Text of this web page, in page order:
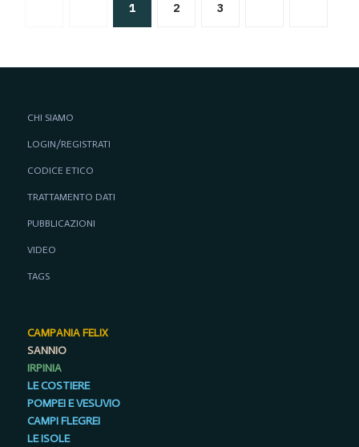
1 2 3
CHI SIAMO
LOGIN/REGISTRATI
CODICE ETICO
TRATTAMENTO DATI
PUBBLICAZIONI
VIDEO
TAGS
CAMPANIA FELIX
SANNIO
IRPINIA
LE COSTIERE
POMPEI E VESUVIO
CAMPI FLEGREI
LE ISOLE